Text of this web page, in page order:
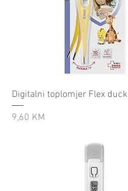
Digitalni toplomjer Flex duck
Cijena
9,60 KM